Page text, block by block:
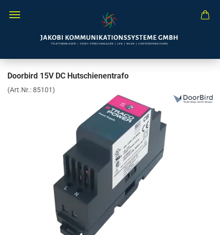
Doorbird 15V DC Hutschienentrafo
(Art.Nr.:85101)